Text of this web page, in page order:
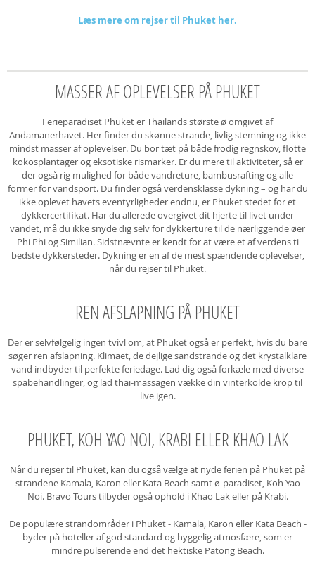
Læs mere om rejser til Phuket her.
MASSER AF OPLEVELSER PÅ PHUKET
Ferieparadiset Phuket er Thailands største ø omgivet af
Andamanerhavet. Her finder du skønne strande, livlig stemning og ikke
mindst masser af oplevelser. Du bor tæt på både frodig regnskov, flotte
kokosplantager og eksotiske rismarker. Er du mere til aktiviteter, så er
der også rig mulighed for både vandreture, bambusrafting og alle
former for vandsport. Du finder også verdensklasse dykning – og har du
ikke oplevet havets eventyrligheder endnu, er Phuket stedet for et
dykkercertifikat. Har du allerede overgivet dit hjerte til livet under
vandet, må du ikke snyde dig selv for dykkerture til de nærliggende øer
Phi Phi og Similian. Sidstnævnte er kendt for at være et af verdens ti
bedste dykkersteder. Dykning er en af de mest spændende oplevelser,
når du rejser til Phuket.
REN AFSLAPNING PÅ PHUKET
Der er selvfølgelig ingen tvivl om, at Phuket også er perfekt, hvis du bare
søger ren afslapning. Klimaet, de dejlige sandstrande og det krystalklare
vand indbyder til perfekte feriedage. Lad dig også forkæle med diverse
spabehandlinger, og lad thai-massagen vække din vinterkolde krop til
live igen.
PHUKET, KOH YAO NOI, KRABI ELLER KHAO LAK
Når du rejser til Phuket, kan du også vælge at nyde ferien på Phuket på
strandene Kamala, Karon eller Kata Beach samt ø-paradiset, Koh Yao
Noi. Bravo Tours tilbyder også ophold i Khao Lak eller på Krabi.
De populære strandområder i Phuket - Kamala, Karon eller Kata Beach -
byder på hoteller af god standard og hyggelig atmosfære, som er
mindre pulserende end det hektiske Patong Beach.